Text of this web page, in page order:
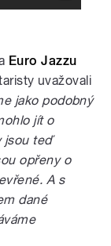
Euro Jazzu
uvažovali
jako podobný
jít o
jsou teď
opřeny o
A s
dané